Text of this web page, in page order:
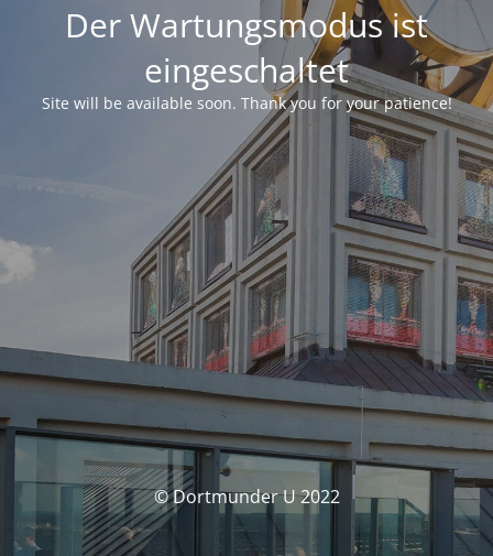
Der Wartungsmodus ist
eingeschaltet
Site will be available soon. Thank you for your patience!
© Dortmunder U 2022